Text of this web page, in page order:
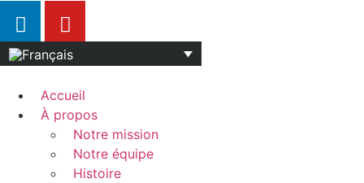
Accueil
À propos
Notre mission
Notre équipe
Histoire